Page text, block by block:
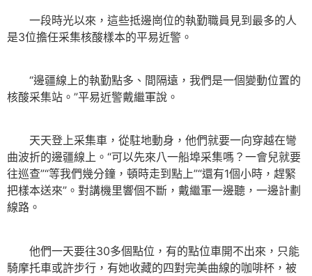
一段時光以來，這些抵邊崗位的執勤職員見到最多的人
是3位擔任采集核酸樣本的平易近警。
“邊疆線上的執勤點多、間隔遠，我們是一個變動位置的
核酸采集站。”平易近警戴繼軍說。
天天登上采集車，從駐地動身，他們就要一向穿越在彎
曲波折的邊疆線上。“可以先來八一船埠采集嗎？一會兒就要
往巡查”“等我們幾分鐘，頓時走到點上”“還有1個小時，趕緊
把樣本送來”。對講機里響個不斷，戴繼軍一邊聽，一邊計劃
線路。
他們一天要往30多個點位，有的點位車開不出來，只能
騎摩托車或許步行，有她收藏的四對完美曲線的咖啡杯，被